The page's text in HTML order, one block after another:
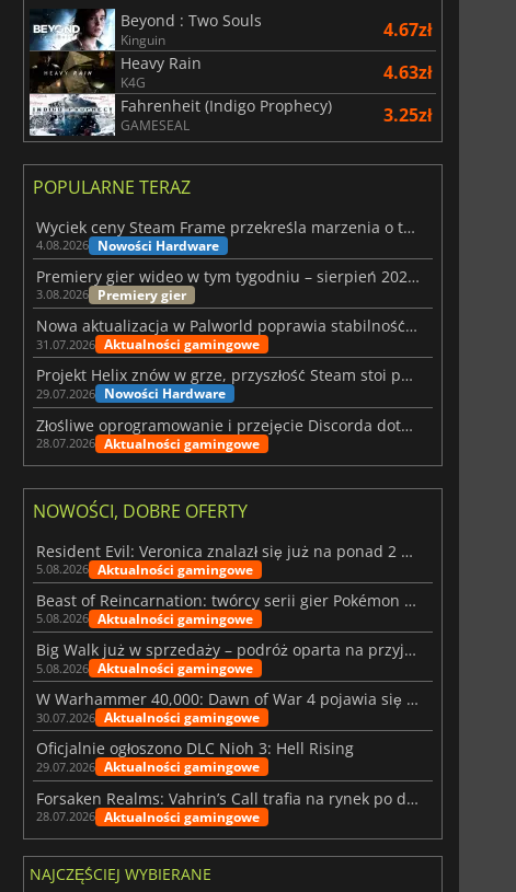
Beyond : Two Souls
Kinguin 4.67zł
Heavy Rain
K4G 4.63zł
Fahrenheit (Indigo Prophecy)
GAMESEAL 3.25zł
POPULARNE TERAZ
Wyciek ceny Steam Frame przekreśla marzenia o tanim zestawie VR
4.08.2026 Nowości Hardware
Premiery gier wideo w tym tygodniu – sierpień 2026 r. (32. tydzień)
3.08.2026 Premiery gier
Nowa aktualizacja w Palworld poprawia stabilność Sunreach i walk z bossami
31.07.2026 Aktualności gamingowe
Projekt Helix znów w grze, przyszłość Steam stoi pod znakiem zapytania
29.07.2026 Nowości Hardware
Złośliwe oprogramowanie i przejęcie Discorda dotknęły Meccha Chameleon
28.07.2026 Aktualności gamingowe
NOWOŚCI, DOBRE OFERTY
Resident Evil: Veronica znalazł się już na ponad 2 milionach list życzeń
5.08.2026 Aktualności gamingowe
Beast of Reincarnation: twórcy serii gier Pokémon wkraczają na nową ścieżkę
5.08.2026 Aktualności gamingowe
Big Walk już w sprzedaży – podróż oparta na przyjaźni
5.08.2026 Aktualności gamingowe
W Warhammer 40,000: Dawn of War 4 pojawia się frakcja Nekronów
30.07.2026 Aktualności gamingowe
Oficjalnie ogłoszono DLC Nioh 3: Hell Rising
29.07.2026 Aktualności gamingowe
Forsaken Realms: Vahrin’s Call trafia na rynek po dziesięciu latach prac
28.07.2026 Aktualności gamingowe
NAJCZĘŚCIEJ WYBIERANE